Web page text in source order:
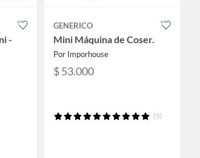
-
GENERICO
Mini Máquina de Coser.
Por Imporhouse
$ 53.000
(5)